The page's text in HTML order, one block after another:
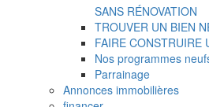
SANS RÉNOVATION
TROUVER UN BIEN
FAIRE CONSTRUIRE
Nos programmes
Parrainage
Annonces immobilières